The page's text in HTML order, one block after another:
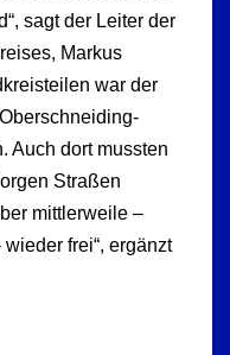
sagt der Leiter der
Markus
war der
Auch dort mussten
Straßen
mittlerweile –
frei“, ergänzt